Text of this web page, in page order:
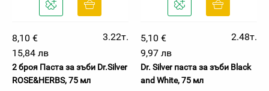
8,10 €
3.22т.
15,84 лв
2 броя Паста за зъби Dr.Silver
ROSE&HERBS, 75 мл
5,10 €
2.48т.
9,97 лв
Dr. Silver паста за зъби Black
and White, 75 мл